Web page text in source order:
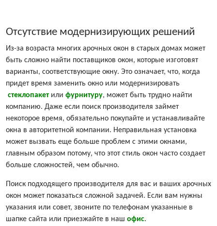
Отсутствие модернизирующих решений
Из-за возраста многих арочных окон в старых домах может
быть сложно найти поставщиков окон, которые изготовят
варианты, соответствующие окну. Это означает, что, когда
придет время заменить окно или модернизировать
стеклопакетили фурнитуру, может быть трудно найти
компанию. Даже если поиск производителя займет
некоторое время, обязательно покупайте и устанавливайте
окна в авторитетной компании. Неправильная установка
может вызвать еще больше проблем с этими окнами,
главным образом потому, что этот стиль окон часто создает
больше сложностей, чем обычно.
Поиск подходящего производителя для вас и ваших арочных
окон может показаться сложной задачей. Если вам нужны
указания или совет, звоните по телефонам указанные в
шапке сайта или приезжайте в наш офис.